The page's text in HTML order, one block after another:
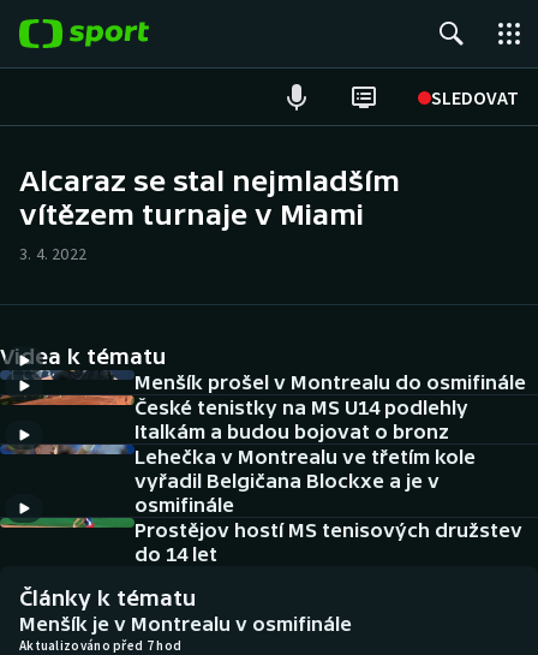
SLEDOVAT
Hokej
Cyklistika
DALŠÍ SPORTY
Americký fotbal
Baseball a softbal
Basketbal
NEPŘEHLÉDNĚTE
Historické návraty
Alcaraz se stal nejmladším
vítězem turnaje v Miami
3. 4. 2022
Videa k tématu
Menšík prošel v Montrealu do osmifinále
České tenistky na MS U14 podlehly
Italkám a budou bojovat o bronz
Lehečka v Montrealu ve třetím kole
vyřadil Belgičana Blockxe a je v
osmifinále
Prostějov hostí MS tenisových družstev
do 14 let
Články k tématu
Menšík je v Montrealu v osmifinále
Aktualizováno před 7 hod